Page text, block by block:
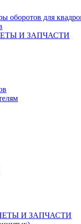
оборотов для
И ЗАПЧАСТИ
И ЗАПЧАСТИ